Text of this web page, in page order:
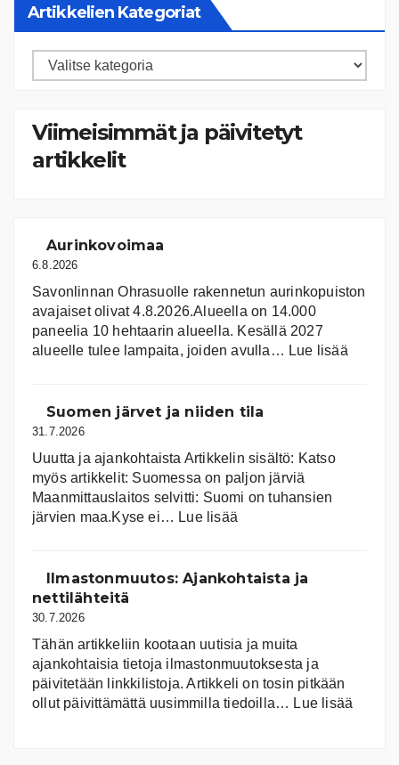
Artikkelien Kategoriat
Artikkelien
Viimeisimmät ja päivitetyt
artikkelit
Aurinkovoimaa
6.8.2026
Savonlinnan Ohrasuolle rakennetun aurinkopuiston
avajaiset olivat 4.8.2026.Alueella on 14.000
paneelia 10 hehtaarin alueella. Kesällä 2027
alueelle tulee lampaita, joiden avulla… Lue lisää:
Suomen järvet ja niiden tila
31.7.2026
Uuutta ja ajankohtaista Artikkelin sisältö: Katso
myös artikkelit: Suomessa on pal­jon jär­viä
Maanmittauslaitos selvitti: Suomi on tuhansien
järvien maa.Kyse ei… Lue lisää
ja
Ilmastonmuutos: Ajankohtaista ja
nettilähteitä
30.7.2026
Tähän artikkeliin kootaan uutisia ja muita
ajankohtaisia tietoja ilmastonmuutoksesta ja
päivitetään linkkilistoja. Artikkeli on tosin pitkään
ollut päivittämättä uusimmilla tiedoilla… Lue lisää